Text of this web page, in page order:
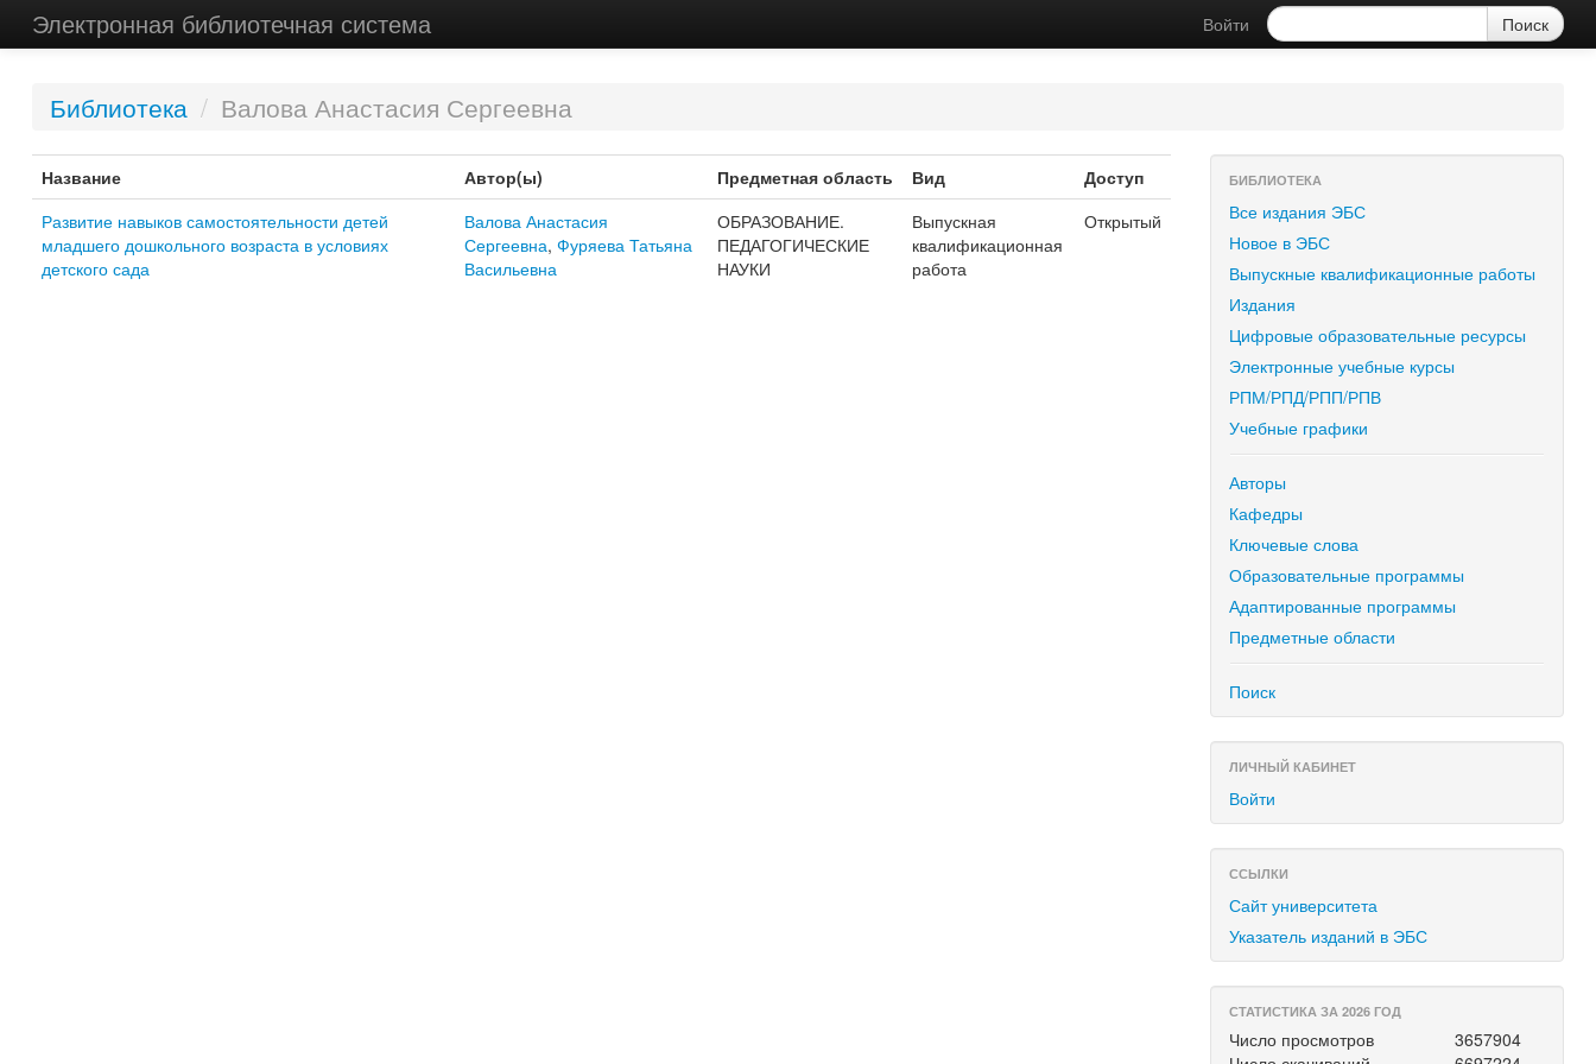
Электронная библиотечная система Войти
Библиотека / Валова Анастасия Сергеевна
Название Автор(ы) Предметная область Вид
Доступ
Развитие навыков самостоятельности детей
младшего дошкольного возраста в условиях
детского сада
Валова Анастасия
Сергеевна, Фуряева Татьяна
Васильевна
ОБРАЗОВАНИЕ.
ПЕДАГОГИЧЕСКИЕ
НАУКИ
Выпускная
квалификационная
работа
Открытый
БИБЛИОТЕКА
Все издания ЭБС
Новое в ЭБС
Выпускные квалификационные работы
Издания
Цифровые образовательные ресурсы
Электронные учебные курсы
РПМ/РПД/РПП/РПВ
Учебные графики
Авторы
Кафедры
Ключевые слова
Образовательные программы
Адаптированные программы
Предметные области
Поиск
ЛИЧНЫЙ КАБИНЕТ
Войти
ССЫЛКИ
Сайт университета
Указатель изданий в ЭБС
СТАТИСТИКА ЗА 2026 ГОД
Число просмотров
3657904